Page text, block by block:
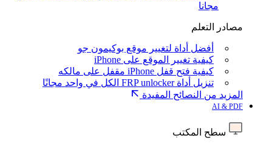
مجانا
مصادر التعلم
أفضل أداة لتغيير موقع بوكيمون جو
كيفية تغيير الموقع على iPhone
كيفية فتح قفل iPhone مقفل على مالكه
تنزيل أداة FRP unlocker الكل في واحد مجانًا
المزيد من النصائح المفيدة
AI & PDF
سطح المكتب